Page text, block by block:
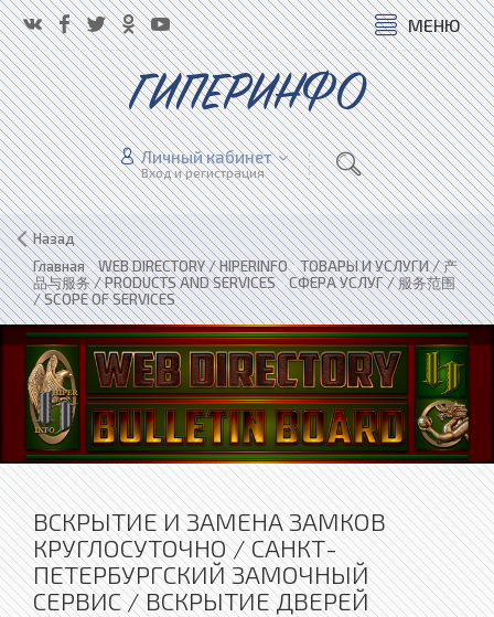
МЕНЮ
ГИПЕРИНФО
Личный кабинет
Вход и регистрация
Назад
Главная»WEB DIRECTORY / HIPERINFO»ТОВАРЫ И УСЛУГИ / 产
品与服务 / PRODUCTS AND SERVICES»СФЕРА УСЛУГ / 服务范围
/ SCOPE OF SERVICES
ВСКРЫТИЕ И ЗАМЕНА ЗАМКОВ
КРУГЛОСУТОЧНО / САНКТ-
ПЕТЕРБУРГСКИЙ ЗАМОЧНЫЙ
СЕРВИС / ВСКРЫТИЕ ДВЕРЕЙ